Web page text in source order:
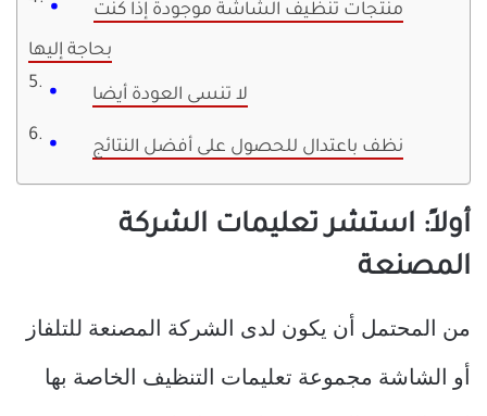
منتجات تنظيف الشاشة موجودة إذا كنت
بحاجة إليها
لا تنسى العودة أيضا
نظف باعتدال للحصول على أفضل النتائج
أولاً: استشر تعليمات الشركة
المصنعة
من المحتمل أن يكون لدى الشركة المصنعة للتلفاز
أو الشاشة مجموعة تعليمات التنظيف الخاصة بها